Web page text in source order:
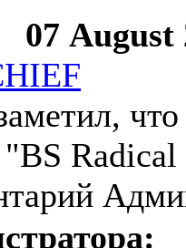
07 August
"BS